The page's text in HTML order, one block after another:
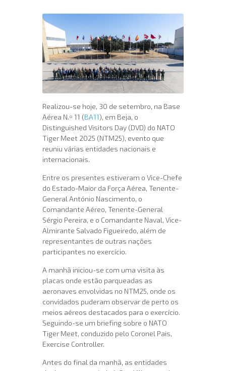
Realizou-se hoje, 30 de setembro, na Base
Aérea N.º 11 (BA11), em Beja, o
Distinguished Visitors Day (DVD) do NATO
Tiger Meet 2025 (NTM25), evento que
reuniu várias entidades nacionais e
internacionais.
Entre os presentes estiveram o Vice-Chefe
do Estado-Maior da Força Aérea, Tenente-
General António Nascimento, o
Comandante Aéreo, Tenente-General
Sérgio Pereira, e o Comandante Naval, Vice-
Almirante Salvado Figueiredo, além de
representantes de outras nações
participantes no exercício.
A manhã iniciou-se com uma visita às
placas onde estão parqueadas as
aeronaves envolvidas no NTM25, onde os
convidados puderam observar de perto os
meios aéreos destacados para o exercício.
Seguindo-se um briefing sobre o NATO
Tiger Meet, conduzido pelo Coronel Pais,
Exercise Controller.
Antes do final da manhã, as entidades